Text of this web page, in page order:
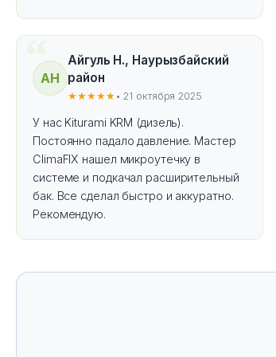
АН
Айгуль Н., Наурызбайский
район
★★★★★ • 21 октября 2025
У нас Kiturami KRM (дизель).
Постоянно падало давление. Мастер
ClimaFIX нашел микроутечку в
системе и подкачал расширительный
бак. Все сделал быстро и аккуратно.
Рекомендую.